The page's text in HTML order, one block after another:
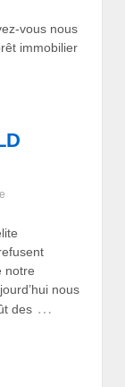
vous nous
immobilier
notre
nous
des …